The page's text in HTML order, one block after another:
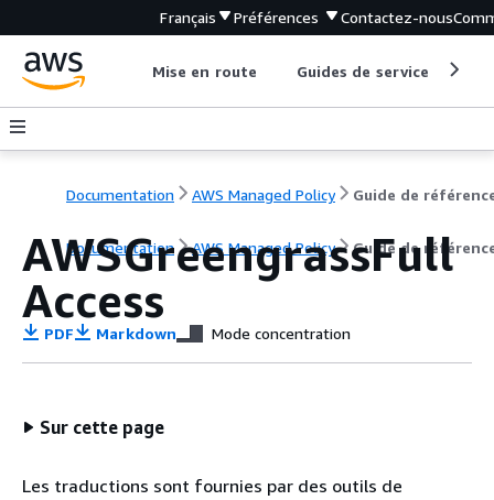
Français Préférences Contactez-nous
Mise en route Guides de service
Documentation AWS Managed Policy Guide de
Documentation AWS Managed Policy Guide de
AWSGreengrassFull
Access
PDF Markdown Mode concentration
Sur cette page
Les traductions sont fournies par des outils de